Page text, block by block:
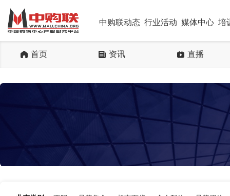
中购联动态 行业活动 媒体中心 培
首页 资讯 直播